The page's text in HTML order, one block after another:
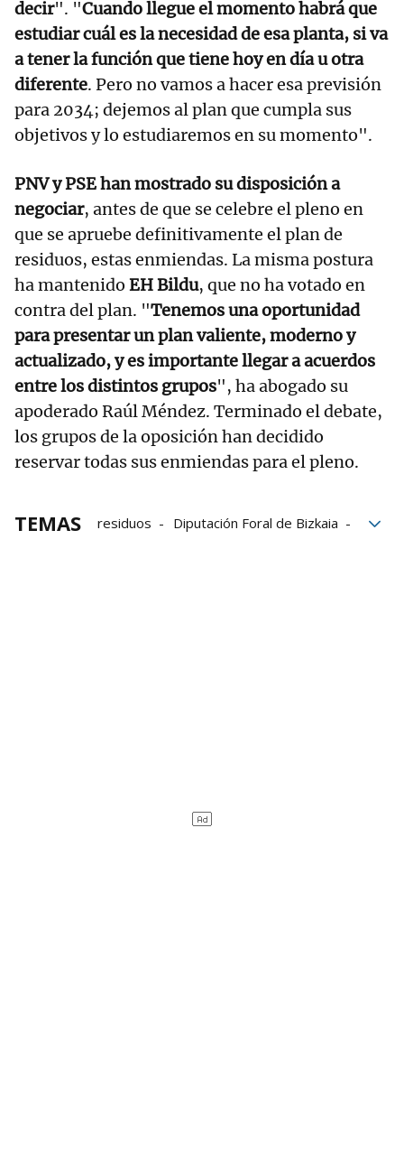
decir". "Cuando llegue el momento habrá que
estudiar cuál es la necesidad de esa planta, si va
a tener la función que tiene hoy en día u otra
diferente. Pero no vamos a hacer esa previsión
para 2034; dejemos al plan que cumpla sus
objetivos y lo estudiaremos en su momento".
PNV y PSE han mostrado su disposición a
negociar, antes de que se celebre el pleno en
que se apruebe definitivamente el plan de
residuos, estas enmiendas. La misma postura
ha mantenido EH Bildu, que no ha votado en
contra del plan. "Tenemos una oportunidad
para presentar un plan valiente, moderno y
actualizado, y es importante llegar a acuerdos
entre los distintos grupos", ha abogado su
apoderado Raúl Méndez. Terminado el debate,
los grupos de la oposición han decidido
reservar todas sus enmiendas para el pleno.
TEMAS residuos
Diputación Foral de Bizkaia